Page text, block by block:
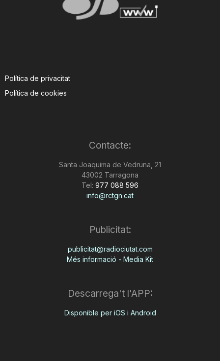
Política de privacitat
Política de cookies
Contacte:
Santa Joaquima de Vedruna, 21
43002 Tarragona
Tel: 977 088 596
info@rctgn.cat
Publicitat:
publicitat@radiociutat.com
Més informació - Media Kit
Descarrega't l'APP:
Disponible per iOS i Android